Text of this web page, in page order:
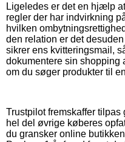
Ligeledes er det en hjælp
regler der har indvirkning
hvilken
den relation er det
sikrer ens kvitteringsmail,
dokumentere sin shopping
om du søger produkter til
Trustpilot fremskaffer
hel del øvrige køberes
du gransker online